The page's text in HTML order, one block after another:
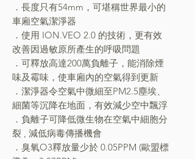
．長度只有54mm，可堪稱世界最小的
車廂空氣潔淨器
．使用 ION.VEO 2.0 的技術，更有效
改善因過敏原所產生的呼吸問題
．可釋放高達200萬負離子，能消除煙
味及霉味，使車廂內的空氣得到更新
．潔淨器令空氣中微細至PM2.5塵埃、
細菌等沉降在地面，有效減少空中飄浮
．負離子可降低微生物在空氣中細胞分
裂 , 減低病毒傳播機會
．臭氧O3釋放量少於 0.05PPM (歐盟標